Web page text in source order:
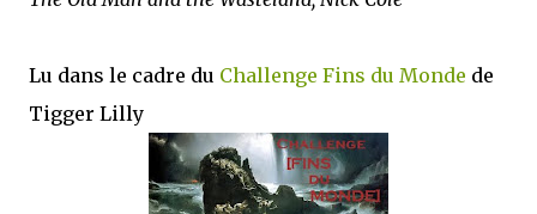
Lu dans le cadre du Challenge Fins du Monde de
Tigger Lilly